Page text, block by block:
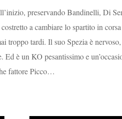
preservando Bandinelli, Di
a cambiare lo spartito in
troppo tardi. Il suo Spezia è
è un KO pesantissimo e
fattore Picco…